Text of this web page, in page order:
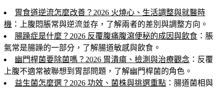
胃食道逆流怎麼改善？2026 火燒心、生活調整與就醫時
機 ：上腹悶脹常與逆流並存，了解兩者的差別與調整方向。
腸躁症是什麼？2026 反覆腹痛腹瀉便秘的成因與飲食 ：脹
氣常是腸躁的一部分，了解腸道敏感與飲食。
幽門桿菌要除菌嗎？2026 胃潰瘍、檢測與治療觀念 ：反覆
上腹不適常被聯想到胃部問題，了解幽門桿菌的角色。
益生菌怎麼選？2026 功效、菌株與挑選重點 ：腸道菌相與